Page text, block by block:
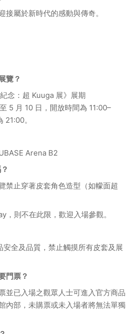
接屬於新時代的感動與傳奇。
覽？
念：超 Kuuga 展》展期
5 月 10 日，開放時間為 11:00–
21:00。
Arena B2
禁止穿著皮套角色造型（如幪面超
，則不在此限，歡迎入場參觀。
安全及品質，禁止觸摸所有皮套及展
門票？
並已入場之觀眾人士可進入官方商品
內部，未購票或未入場者將無法單獨